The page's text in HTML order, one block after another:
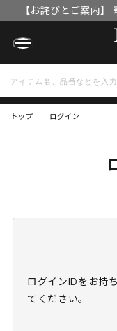
【お詫びとご案内
OFFクー
トップ ログイン
ログインIDをお持
てください。